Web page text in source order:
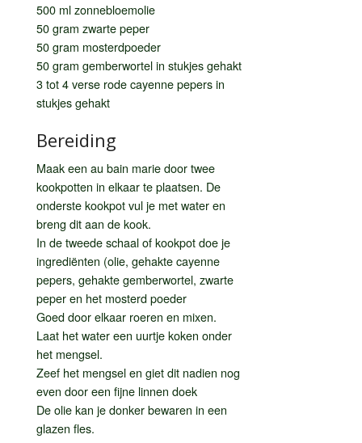
500 ml zonnebloemolie
50 gram zwarte peper
50 gram mosterdpoeder
50 gram gemberwortel in stukjes gehakt
3 tot 4 verse rode cayenne pepers in
stukjes gehakt
Bereiding
Maak een au bain marie door twee
kookpotten in elkaar te plaatsen. De
onderste kookpot vul je met water en
breng dit aan de kook.
In de tweede schaal of kookpot doe je
ingrediënten (olie, gehakte cayenne
pepers, gehakte gemberwortel, zwarte
peper en het mosterd poeder
Goed door elkaar roeren en mixen.
Laat het water een uurtje koken onder
het mengsel.
Zeef het mengsel en giet dit nadien nog
even door een fijne linnen doek
De olie kan je donker bewaren in een
glazen fles.